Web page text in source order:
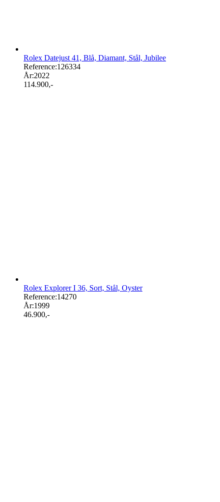
Rolex Datejust 41, Blå, Diamant, Stål, Jubilee
Reference:126334
År:2022
114.900,-
Rolex Explorer I 36, Sort, Stål, Oyster
Reference:14270
År:1999
46.900,-